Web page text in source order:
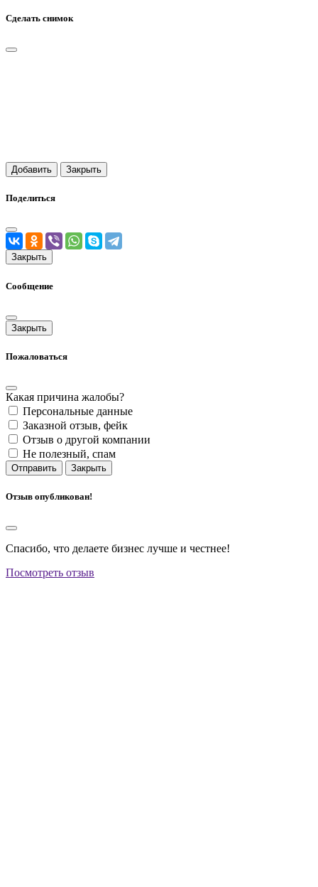
Сделать снимок
Добавить Закрыть
Поделиться
Закрыть
Сообщение
Закрыть
Пожаловаться
Какая причина жалобы?
Персональные данные
Заказной отзыв, фейк
Отзыв о другой компании
Не полезный, спам
Отправить Закрыть
Отзыв опубликован!
Спасибо, что делаете бизнес лучше и честнее!
Посмотреть отзыв